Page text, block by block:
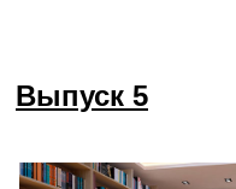
Выпуск 5